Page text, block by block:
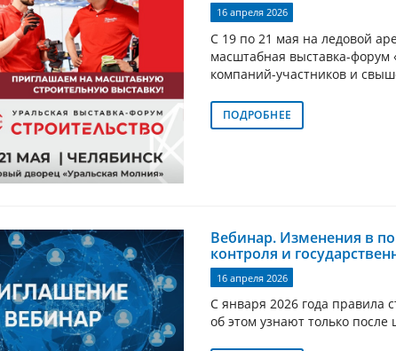
16 апреля 2026
С 19 по 21 мая на ледовой
масштабная выставка-форум
компаний-участников и
ПОДРОБНЕЕ
Вебинар. Изменения в
контроля и
16 апреля 2026
С января 2026 года правила
об этом узнают только